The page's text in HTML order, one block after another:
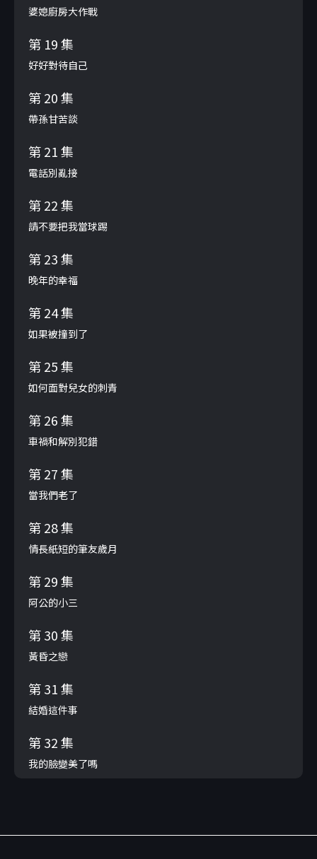
婆媳廚房大作戰
第 19 集
好好對待自己
第 20 集
帶孫甘苦談
第 21 集
電話別亂接
第 22 集
請不要把我當球踢
第 23 集
晚年的幸福
第 24 集
如果被撞到了
第 25 集
如何面對兒女的刺青
第 26 集
車禍和解別犯錯
第 27 集
當我們老了
第 28 集
情長紙短的筆友歲月
第 29 集
阿公的小三
第 30 集
黃昏之戀
第 31 集
結婚這件事
第 32 集
我的臉變美了嗎